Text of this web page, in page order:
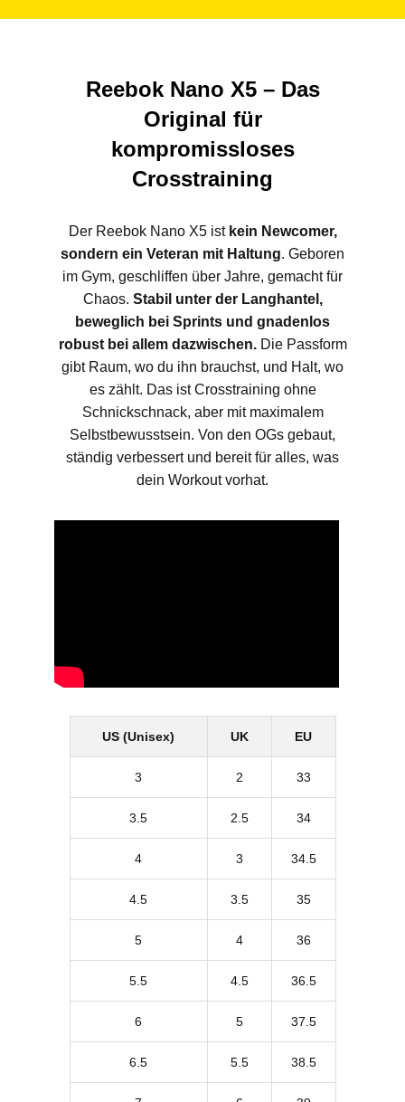
Reebok Nano X5 – Das
Original für
kompromissloses
Crosstraining
Der Reebok Nano X5 ist kein Newcomer,
sondern ein Veteran mit Haltung. Geboren
im Gym, geschliffen über Jahre, gemacht für
Chaos. Stabil unter der Langhantel,
beweglich bei Sprints und gnadenlos
robust bei allem dazwischen.Die Passform
gibt Raum, wo du ihn brauchst, und Halt, wo
es zählt. Das ist Crosstraining ohne
Schnickschnack, aber mit maximalem
Selbstbewusstsein. Von den OGs gebaut,
ständig verbessert und bereit für alles, was
dein Workout vorhat.
US (Unisex) UK EU
3 2 33
3.5 2.5 34
4 3 34.5
4.5 3.5 35
5 4 36
5.5 4.5 36.5
6 5 37.5
6.5 5.5 38.5